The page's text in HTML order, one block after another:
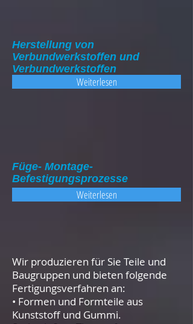
Herstellung von
Verbundwerkstoffen und
Verbundwerkstoffen
Weiterlesen
Füge- Montage-
Befestigungsprozesse
Weiterlesen
Wir produzieren für Sie Teile und
Baugruppen und bieten folgende
Fertigungsverfahren an:
• Formen und Formteile aus
Kunststoff und Gummi.